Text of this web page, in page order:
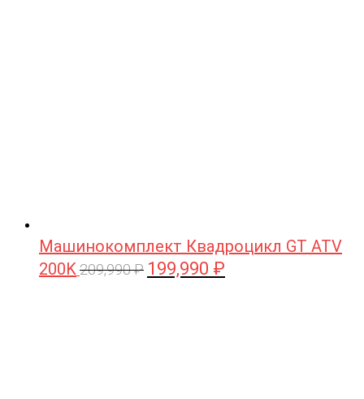
Машинокомплект Квадроцикл GT ATV
200K 209,990₽ Первоначальная
199,990 ₽